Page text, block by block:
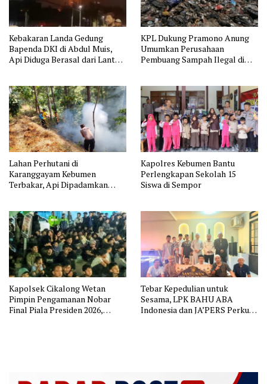
Kebakaran Landa Gedung
Bapenda DKI di Abdul Muis,
Api Diduga Berasal dari Lantai
KPL Dukung Pramono Anung
Umumkan Perusahaan
Pembuang Sampah Ilegal di
Lahan Perhutani di
Karanggayam Kebumen
Terbakar, Api Dipadamkan
Kapolres Kebumen Bantu
Perlengkapan Sekolah 15
Siswa di Sempor
Kapolsek Cikalong Wetan
Pimpin Pengamanan Nobar
Final Piala Presiden 2026,
Tebar Kepedulian untuk
Sesama, LPK BAHU ABA
Indonesia dan JA’PERS Perkuat